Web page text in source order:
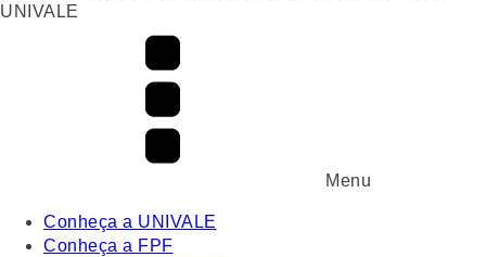
UNIVALE
Menu
Conheça a UNIVALE
Conheça a FPF